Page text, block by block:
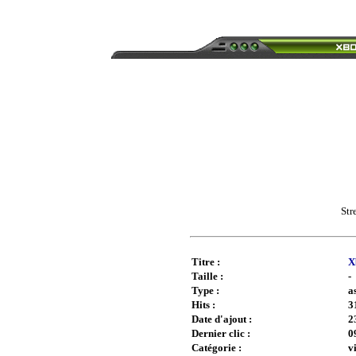
Titre :
Taille :
-
Type :
Hits :
Date d'ajout :
Dernier clic :
Catégorie :